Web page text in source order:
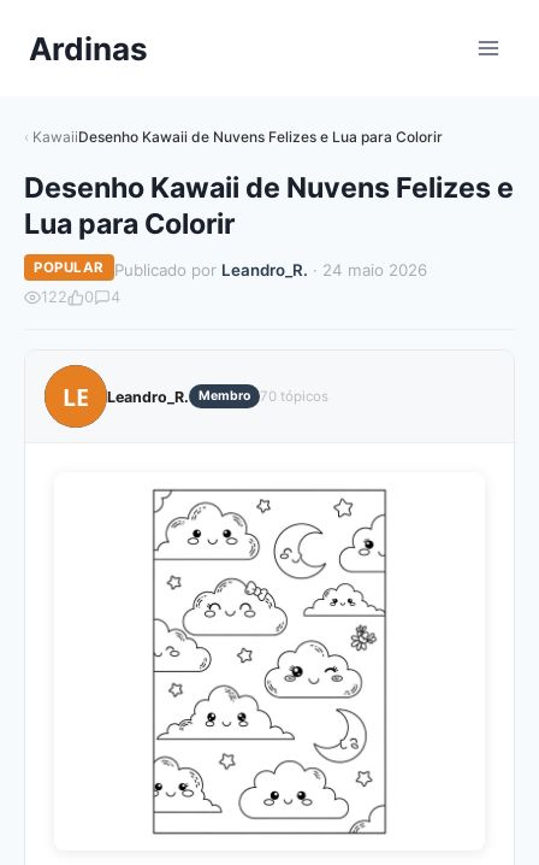
paraArdinas
KawaiiDesenho Kawaii de Nuvens Felizes e Lua para Colorir
Desenho Kawaii de Nuvens Felizes e
Lua para Colorir
POPULAR Publicado por Leandro_R. · 24 maio 2026
122 0 4
LE Leandro_R. Membro 70 tópicos